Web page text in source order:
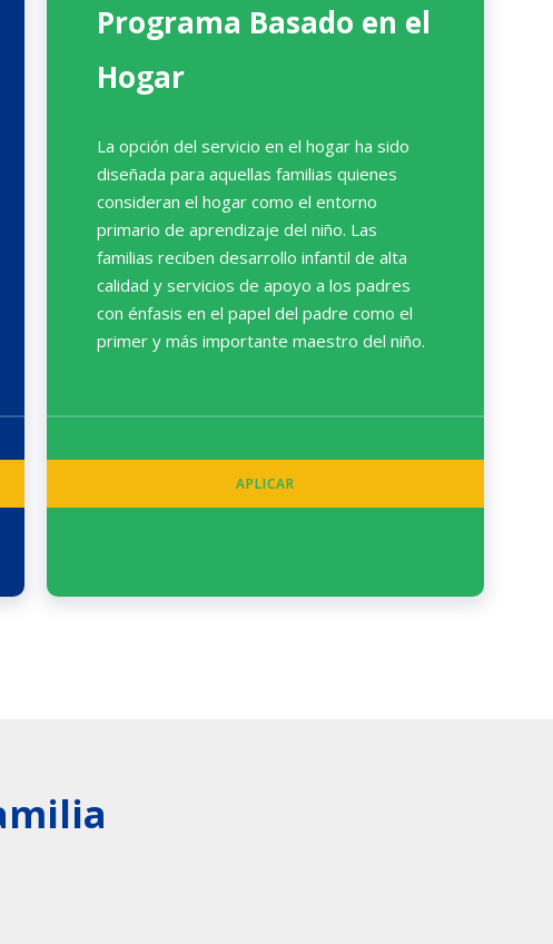
Programa Basado en el
Hogar
La opción del servicio en el hogar ha sido
diseñada para aquellas familias quienes
consideran el hogar como el entorno
primario de aprendizaje del niño. Las
familias reciben desarrollo infantil de alta
calidad y servicios de apoyo a los padres
con énfasis en el papel del padre como el
primer y más importante maestro del niño.
APLICAR